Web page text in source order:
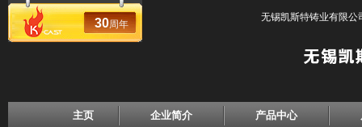
30周年
无锡凯斯特铸业有限公
主页 企业简介 产品中心